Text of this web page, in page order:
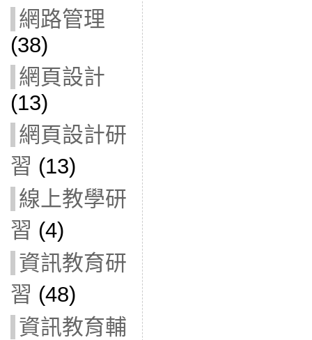
網路管理
(38)
網頁設計
(13)
網頁設計研
習 (13)
線上教學研
習 (4)
資訊教育研
習 (48)
資訊教育輔